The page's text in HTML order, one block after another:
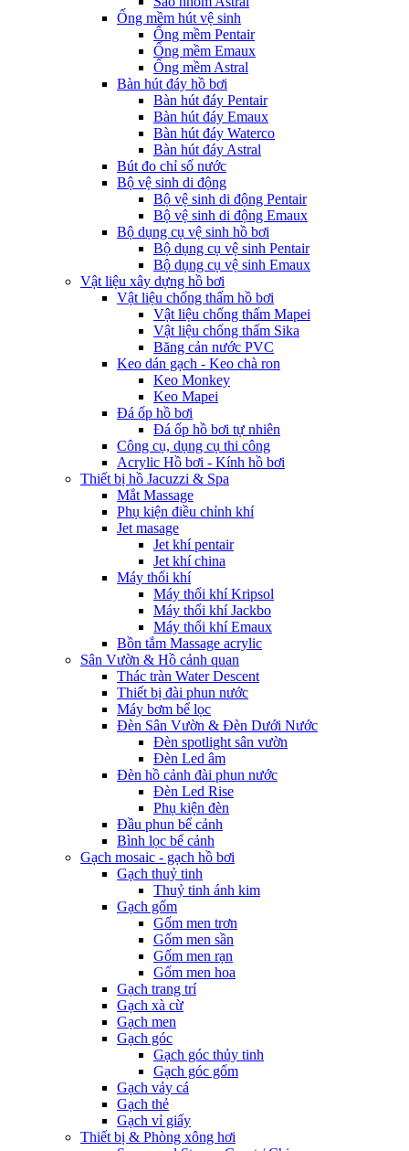
Ống mềm hút vệ sinh
Ống mềm Pentair
Ống mềm Emaux
Ống mềm Astral
Bàn hút đáy hồ bơi
Bàn hút đáy Pentair
Bàn hút đáy Emaux
Bàn hút đáy Waterco
Bàn hút đáy Astral
Bút đo chỉ số nước
Bộ vệ sinh di động
Bộ vệ sinh di động Pentair
Bộ vệ sinh di động Emaux
Bộ dụng cụ vệ sinh hồ bơi
Bộ dụng cụ vệ sinh Pentair
Bộ dụng cụ vệ sinh Emaux
Vật liệu xây dựng hồ bơi
Vật liệu chống thấm hồ bơi
Vật liệu chống thấm Mapei
Vật liệu chống thấm Sika
Băng cản nước PVC
Keo dán gạch - Keo chà ron
Keo Monkey
Keo Mapei
Đá ốp hồ bơi
Đá ốp hồ bơi tự nhiên
Công cụ, dụng cụ thi công
Acrylic Hồ bơi - Kính hồ bơi
Thiết bị hồ Jacuzzi & Spa
Mắt Massage
Phụ kiện điều chỉnh khí
Jet masage
Jet khí pentair
Jet khí china
Máy thổi khí
Máy thổi khí Kripsol
Máy thổi khí Jackbo
Máy thổi khí Emaux
Bồn tắm Massage acrylic
Sân Vườn & Hồ cảnh quan
Thác tràn Water Descent
Thiết bị đài phun nước
Máy bơm bể lọc
Đèn Sân Vườn & Đèn Dưới Nước
Đèn spotlight sân vườn
Đèn Led âm
Đèn hồ cảnh đài phun nước
Đèn Led Rise
Phụ kiện đèn
Đầu phun bể cảnh
Bình lọc bể cảnh
Gạch mosaic - gạch hồ bơi
Gạch thuỷ tinh
Thuỷ tinh ánh kim
Gạch gốm
Gốm men trơn
Gốm men sần
Gốm men rạn
Gốm men hoa
Gạch trang trí
Gạch xà cừ
Gạch men
Gạch góc
Gạch góc thủy tinh
Gạch góc gốm
Gạch vảy cá
Gạch thẻ
Gạch vỉ giấy
Thiết bị & Phòng xông hơi